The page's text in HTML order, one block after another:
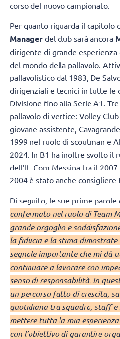
corso del nuovo campionato.
Per quanto riguarda il capitolo
Manager del club sarà ancora
dirigente di grande
del mondo della pallavolo.
pallavolistico dal 1983, De
dirigenziali e tecnici in tutte le
Divisione fino alla Serie A1.
pallavolo di vertice: Volley
giovane assistente,
1999 nel ruolo di scoutman e
2024. In B1 ha inoltre svolto il
dell’It. Com Messina tra il
2004 è stato anche consigliere
Di seguito, le sue prime parole
confermato nel ruolo di Team
grande orgoglio e
la fiducia e la stima
segnale importante che mi dà
continuare a lavorare con
senso di responsabilità. In
un percorso fatto di crescita,
quotidiana tra squadra, staff e
mettere tutta la mia
con l’obiettivo di garantire